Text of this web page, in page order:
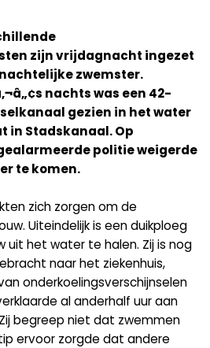
zijn vrijdagnacht ingezet
zwemster.
nachts was een 42-
gezien in het water
in Stadskanaal. Op
politie weigerde
te komen.
zich zorgen om de
Uiteindelijk is een duikploeg
uit het water te halen. Zij is nog
naar het ziekenhuis,
onderkoelingsverschijnselen
al anderhalf uur aan
begreep niet dat zwemmen
ervoor zorgde dat andere